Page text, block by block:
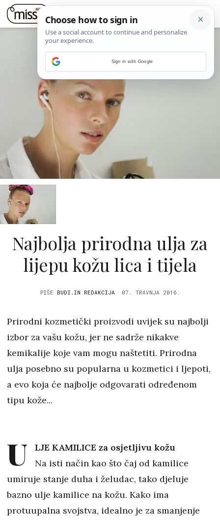
Najbolja prirodna ulja za
lijepu kožu lica i tijela
PIŠE BUDI.IN REDAKCIJA 07. TRAVNJA 2016.
Prirodni kozmetički proizvodi uvijek su najbolji
izbor za vašu kožu, jer ne sadrže nikakve
kemikalije koje vam mogu naštetiti. Prirodna
ulja posebno su popularna u kozmetici i ljepoti,
a evo koja će najbolje odgovarati određenom
tipu kože...
U
LJE KAMILICE za osjetljivu kožu
Na isti način kao što čaj od kamilice
umiruje stanje duha i želudac, tako djeluje
bazno ulje kamilice na kožu. Kako ima
protuupalna svojstva, idealno je za smanjenje
Sign in with Google